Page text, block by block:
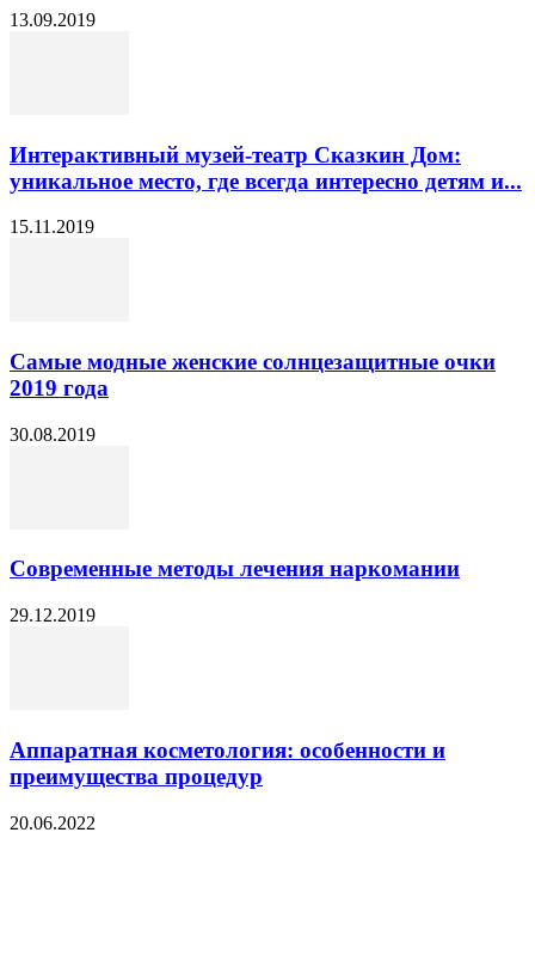
13.09.2019
Интерактивный музей-театр Сказкин Дом:
уникальное место, где всегда интересно детям и...
15.11.2019
Самые модные женские солнцезащитные очки
2019 года
30.08.2019
Современные методы лечения наркомании
29.12.2019
Аппаратная косметология: особенности и
преимущества процедур
20.06.2022